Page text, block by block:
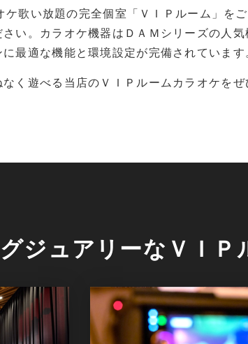
歌い放題の完全個室「ＶＩＰルーム」を
い。カラオケ機器はＤＡＭシリーズの人
最適な機能と環境設定が完備されています
く遊べる当店のＶＩＰルームカラオケをぜ
ジュアリーなＶＩＰ